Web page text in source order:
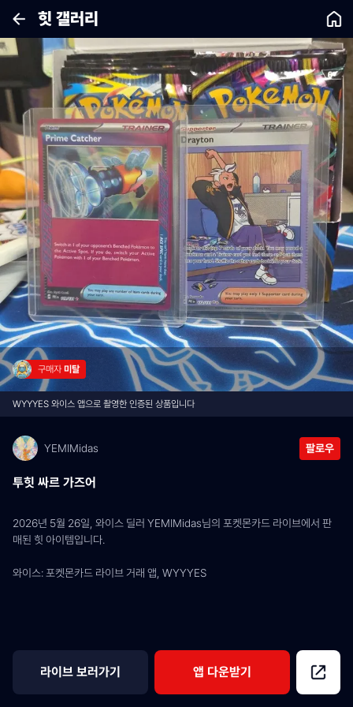
힛 갤러리
구매자 미탈
WYYYES 와이스 앱으로 촬영한 인증된 상품입니다
YEMIMidas 팔로우
투힛 싸르 가즈어
2026년 5월 26일, 와이스 딜러 YEMIMidas님의 포켓몬카드 라이브에서 판
매된 힛 아이템입니다.
와이스: 포켓몬카드 라이브 거래 앱, WYYYES
라이브 보러가기 앱 다운받기